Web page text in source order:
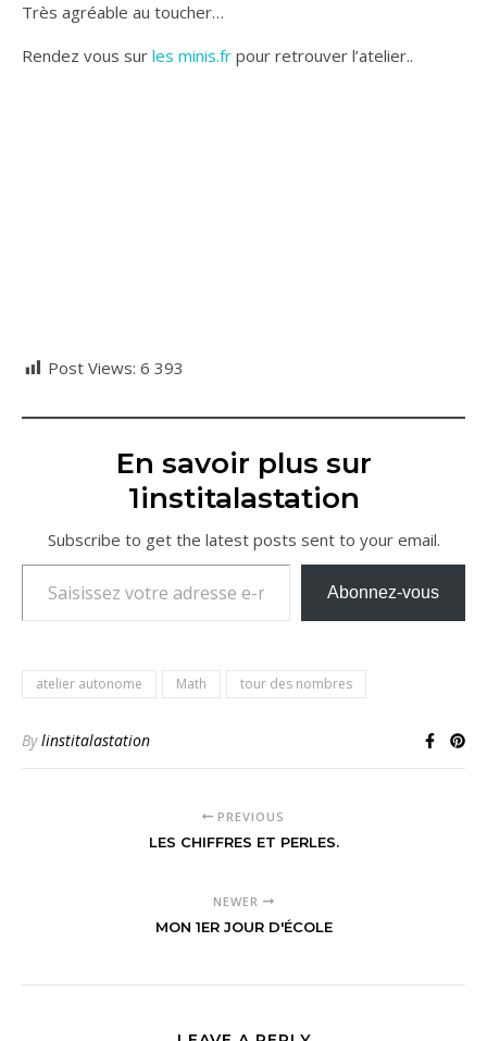
Très agréable au toucher…
Rendez vous sur les minis.fr pour retrouver l’atelier..
Post Views: 6 393
En savoir plus sur
1institalastation
Subscribe to get the latest posts sent to your email.
Saisissez votre adresse e-mail…
Abonnez-vous
atelier autonome Math tour des nombres
Bylinstitalastation
PREVIOUS
LES CHIFFRES ET PERLES.
NEWER
MON 1ER JOUR D'ÉCOLE